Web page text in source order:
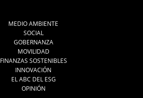
MEDIO AMBIENTE
SOCIAL
GOBERNANZA
MOVILIDAD
FINANZAS SOSTENIBLES
INNOVACIÓN
EL ABC DEL ESG
OPINIÓN